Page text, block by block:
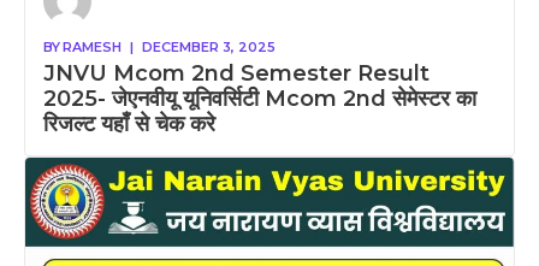
BYRAMESH | DECEMBER 3, 2025
JNVU Mcom 2nd Semester Result
2025- जेएनवीयू यूनिवर्सिटी Mcom 2nd सेमेस्टर का
रिजल्ट यहाँ से चेक करे